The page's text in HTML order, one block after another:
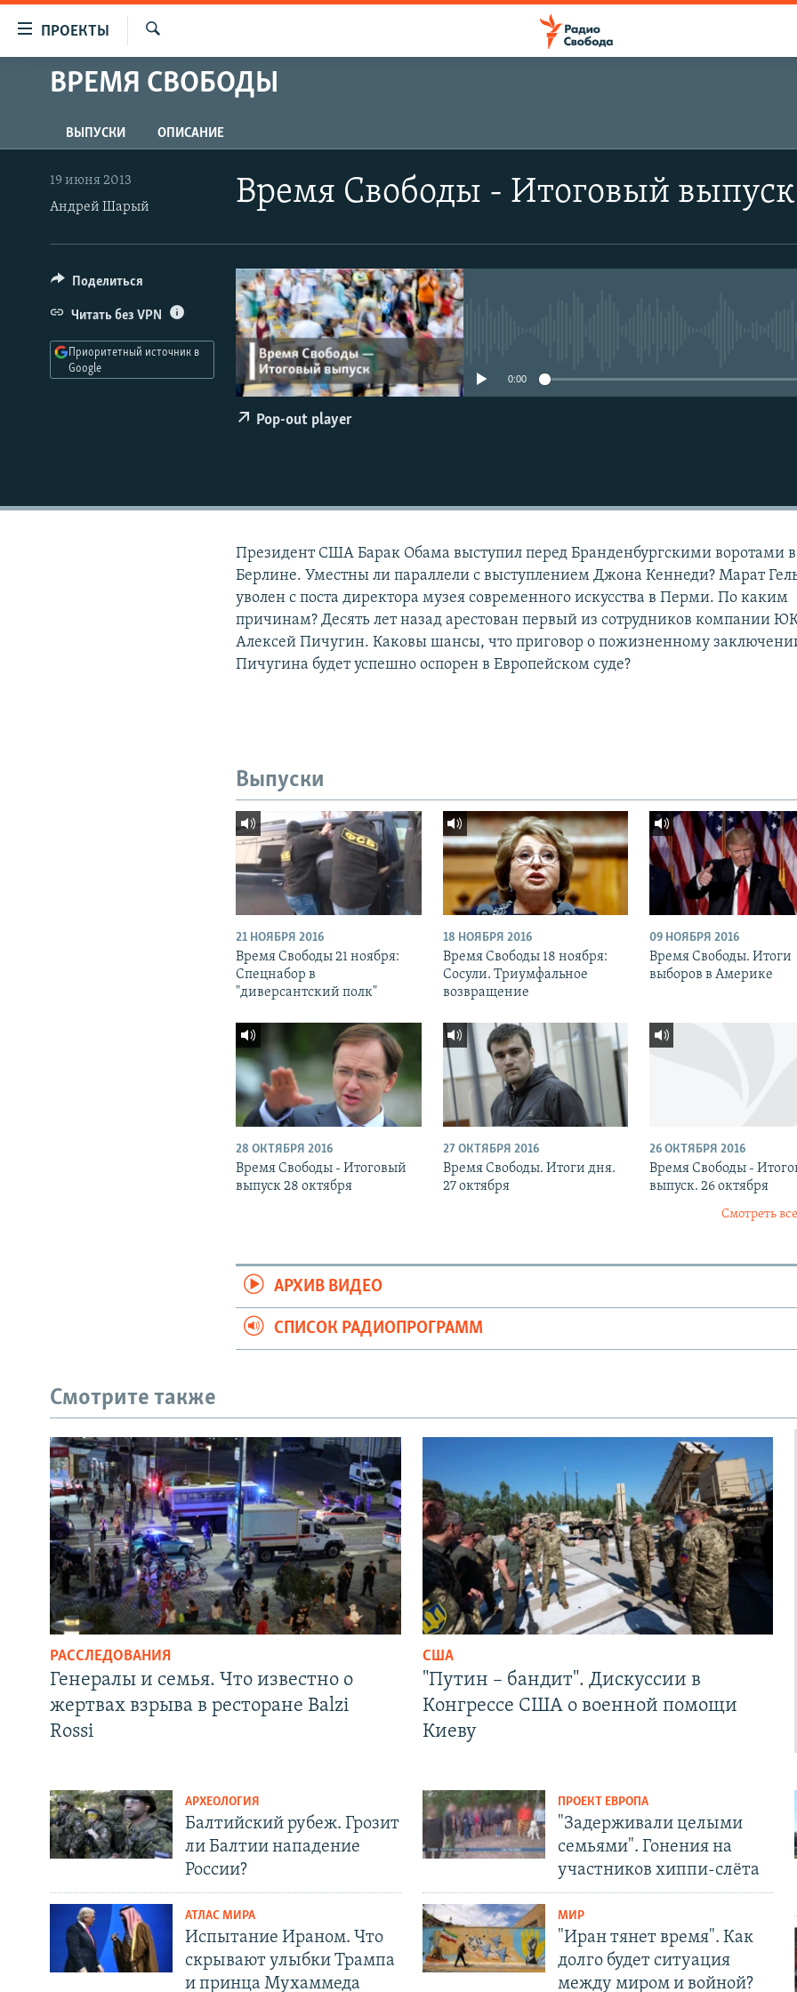
упрощенного
Вернуться
к
основному
содержанию
навигации
Вернутся
ПРОЕКТЫ
ПРОГРАММЫ
АВТОРСКИЕ ПРОЕКТЫ
ЦИТАТЫ СВОБОДЫ
МНЕНИЯ
КУЛЬТУРА
IDEL.РЕАЛИИ
КАВКАЗ.РЕАЛИИ
СЕВЕР.РЕАЛИИ
СИБИРЬ.РЕАЛИИ
ВРЕМЯ СВОБОДЫ
ВЫПУСКИ ОПИСАНИЕ
Время Свободы - Итоговый выпуск
19 июня 2013
Андрей Шарый
0:00
Pop-out player
Поделиться
Читать без VPN
Приоритетный источник в
Google
Президент США Барак Обама выступил перед Бранденбургскими воротами в
Берлине. Уместны ли параллели с выступлением Джона Кеннеди? Марат
уволен с поста директора музея современного искусства в Перми. По каким
причинам? Десять лет назад арестован первый из сотрудников компании
Алексей Пичугин. Каковы шансы, что приговор о пожизненному
Пичугина будет успешно оспорен в Европейском суде?
Выпуски
21 НОЯБРЯ 2016
Время Свободы 21 ноября:
Спецнабор в
"диверсантский полк"
18 НОЯБРЯ 2016
Время Свободы 18 ноября:
Сосули. Триумфальное
возвращение
09 НОЯБРЯ 2016
Время Свободы. Итоги
выборов в Америке
28 ОКТЯБРЯ 2016
Время Свободы - Итоговый
выпуск 28 октября
27 ОКТЯБРЯ 2016
Время Свободы. Итоги дня.
27 октября
26 ОКТЯБРЯ 2016
Время Свободы -
выпуск. 26 октября
Смотреть
АРХИВ ВИДЕО
СПИСОК РАДИОПРОГРАММ
Смотрите также
РАССЛЕДОВАНИЯ
Генералы и семья. Что известно о
жертвах взрыва в ресторане Balzi
Rossi
США
"Путин – бандит". Дискуссии в
Конгрессе США о военной помощи
Киеву
АРХЕОЛОГИЯ
Балтийский рубеж. Грозит
ли Балтии нападение
России?
АТЛАС МИРА
Испытание Ираном. Что
скрывают улыбки Трампа
и принца Мухаммеда
ПРОЕКТ ЕВРОПА
"Задерживали целыми
семьями". Гонения на
участников хиппи-слёта
МИР
"Иран тянет время". Как
долго будет ситуация
между миром и войной?